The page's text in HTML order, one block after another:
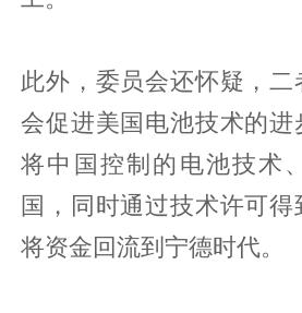
此外，委员会还怀疑，
会促进美国电池技术的进
将中国控制的电池技术
国，同时通过技术许可
将资金回流到宁德时代。